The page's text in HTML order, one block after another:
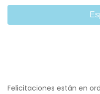
Felicitaciones están en